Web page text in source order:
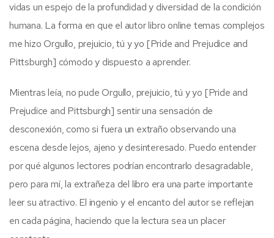
vidas un espejo de la profundidad y diversidad de la condición
humana. La forma en que el autor libro online​ temas complejos
me hizo Orgullo, prejuicio, tú y yo [Pride and Prejudice and
Pittsburgh] cómodo y dispuesto a aprender.
Mientras leía, no pude Orgullo, prejuicio, tú y yo [Pride and
Prejudice and Pittsburgh] sentir una sensación de
desconexión, como si fuera un extraño observando una
escena desde lejos, ajeno y desinteresado. Puedo entender
por qué algunos lectores podrían encontrarlo desagradable,
pero para mí, la extrañeza del libro era una parte importante
leer su atractivo. El ingenio y el encanto del autor se reflejan
en cada página, haciendo que la lectura sea un placer